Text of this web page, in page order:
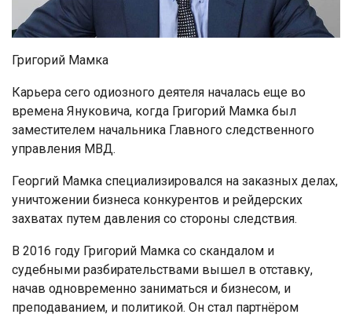
Григорий Мамка
Карьера сего одиозного деятеля началась еще во
времена Януковича, когда Григорий Мамка был
заместителем начальника Главного следственного
управления МВД.
Георгий Мамка специализировался на заказных делах,
уничтожении бизнеса конкурентов и рейдерских
захватах путем давления со стороны следствия.
В 2016 году Григорий Мамка со скандалом и
судебными разбирательствами вышел в отставку,
начав одновременно заниматься и бизнесом, и
преподаванием, и политикой. Он стал партнёром